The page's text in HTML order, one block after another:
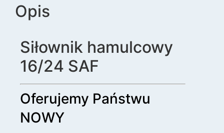
Opis
Siłownik hamulcowy
16/24 SAF
Oferujemy Państwu
NOWY